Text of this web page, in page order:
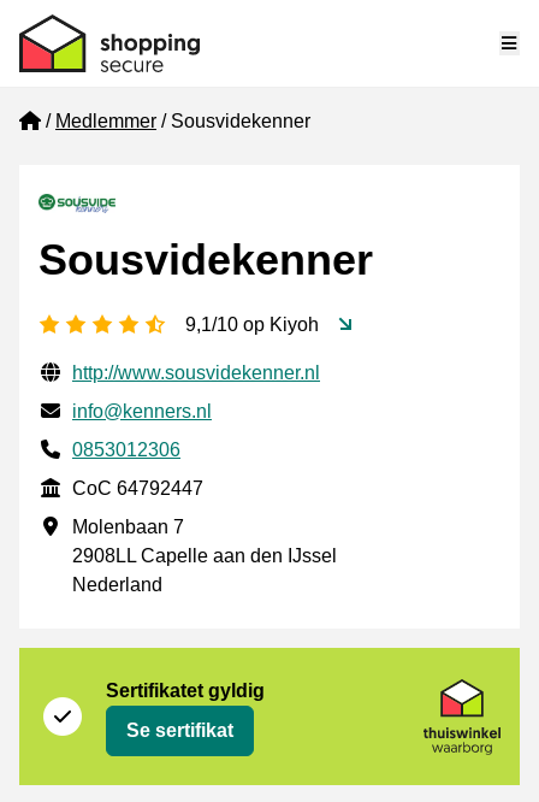
Home
Medlemmer Sousvidekenner
Sousvidekenner
[_General:NumberOfStarsPluralFormat]
9,1/10 op Kiyoh
Verifisert kontaktinformasjon
Website URL
http://www.sousvidekenner.nl
E-post
info@kenners.nl
Phone number
0853012306
CoC
CoC 64792447
Forretningsadresse
Molenbaan 7
2908LL Capelle aan den IJssel
Nederland
Sertifikatet gyldig
Se sertifikat